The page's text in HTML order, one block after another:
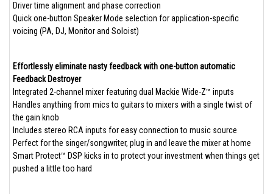
Driver time alignment and phase correction
Quick one-button Speaker Mode selection for application-specific
voicing (PA, DJ, Monitor and Soloist)
Effortlessly eliminate nasty feedback with one-button automatic
Feedback Destroyer
Integrated 2-channel mixer featuring dual Mackie Wide-Z™ inputs
Handles anything from mics to guitars to mixers with a single twist of
the gain knob
Includes stereo RCA inputs for easy connection to music source
Perfect for the singer/songwriter, plug in and leave the mixer at home
Smart Protect™ DSP kicks in to protect your investment when things get
pushed a little too hard